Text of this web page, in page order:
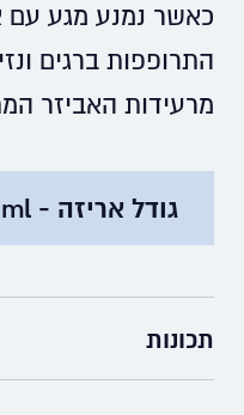
כאשר נמנע מגע עם
התרופפות ברגים
מרעידות האביזר
גודל אריזה - 50ml
תכונות
מונע התרופפות